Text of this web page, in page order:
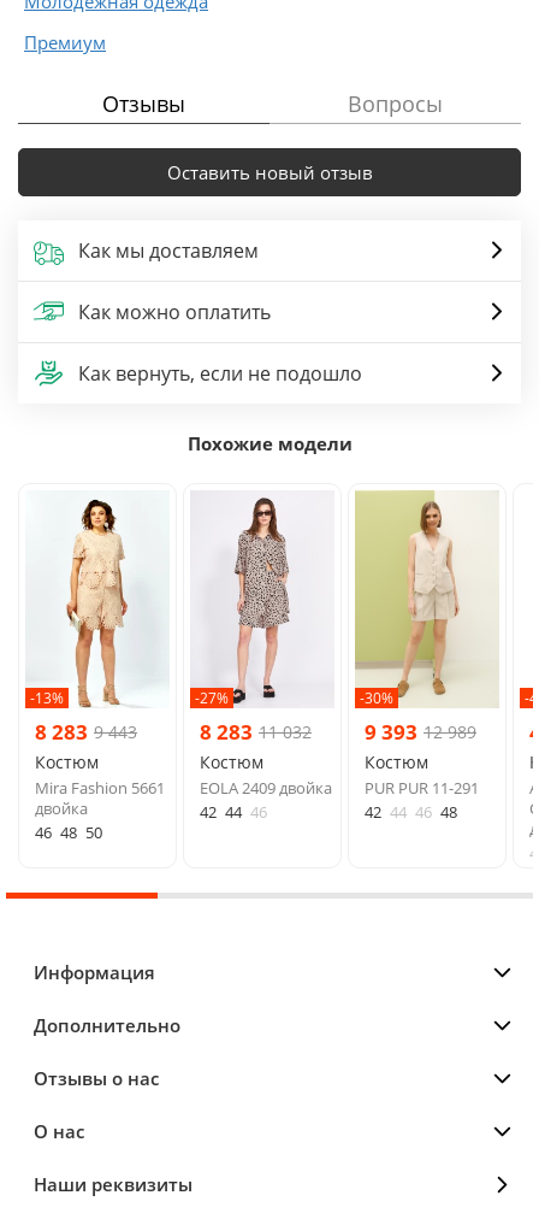
Премиум
Отзывы Вопросы
Оставить новый отзыв
Как мы доставляем
Как можно оплатить
Как вернуть, если не подошло
Похожие модели
-13%
8 283 9 443
Костюм
Mira Fashion 5661
двойка
46 48 50
-27%
8 283 11 032
Костюм
EOLA 2409 двойка
42 44 46
-30%
9 393 12 989
Костюм
PUR PUR 11-291
42 44 46 48
-
Информация
Дополнительно
Отзывы о нас
О нас
Наши реквизиты